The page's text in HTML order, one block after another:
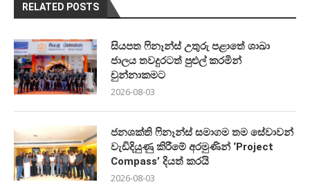
RELATED POSTS
සියපත ෆිනෑන්ස් උතුරු පළාතේ ශාඛා
ජාලය තවදුරටත් පුළුල් කරමින්
චුන්නාකමට
2026-08-03
ජනශක්ති ෆිනෑන්ස් සමාගම තම සේවාවන්
වැඩිදියුණු කිරීමේ අරමුණින් ‘Project
Compass’ දියත් කරයි
2026-08-03